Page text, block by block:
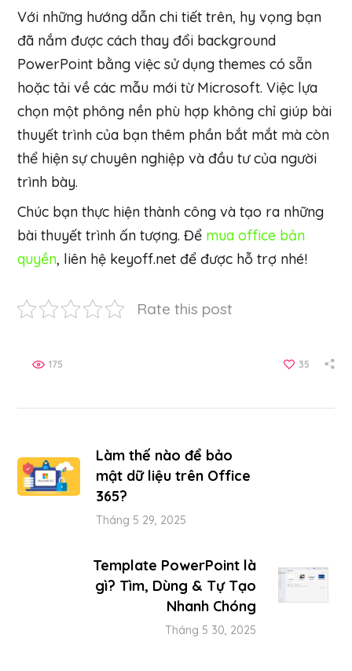
Với những hướng dẫn chi tiết trên, hy vọng bạn
đã nắm được cách thay đổi background
PowerPoint bằng việc sử dụng themes có sẵn
hoặc tải về các mẫu mới từ Microsoft. Việc lựa
chọn một phông nền phù hợp không chỉ giúp bài
thuyết trình của bạn thêm phần bắt mắt mà còn
thể hiện sự chuyên nghiệp và đầu tư của người
trình bày.
Chúc bạn thực hiện thành công và tạo ra những
bài thuyết trình ấn tượng. Để mua office bản
quyền, liên hệ keyoff.net để được hỗ trợ nhé!
Rate this post
35
175
Làm thế nào để bảo
mật dữ liệu trên Office
365?
Tháng 5 29, 2025
Template PowerPoint là
gì? Tìm, Dùng & Tự Tạo
Nhanh Chóng
Tháng 5 30, 2025